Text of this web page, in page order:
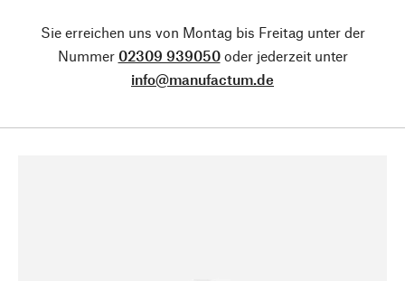
Sie erreichen uns von Montag bis Freitag unter der
Nummer 02309 939050oder jederzeit unter
info@manufactum.de